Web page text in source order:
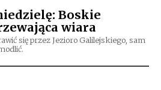
Boskie
wiara
się przez Jezioro Galilejskiego, sam